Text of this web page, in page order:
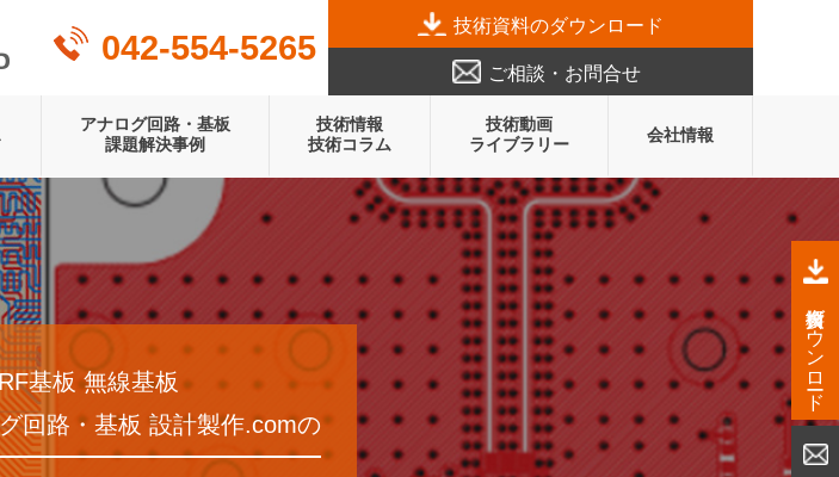
042-554-5265
技術資料のダウンロード
ご相談・お問合せ
アナログ回路・基板
課題解決事例
技術情報
技術コラム
技術動画
ライブラリー
会社情報
基板 無線基板
回路・基板 設計製作.comの
技術資料ダウンロード